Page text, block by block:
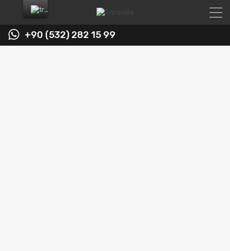
+90 (532) 282 15 99